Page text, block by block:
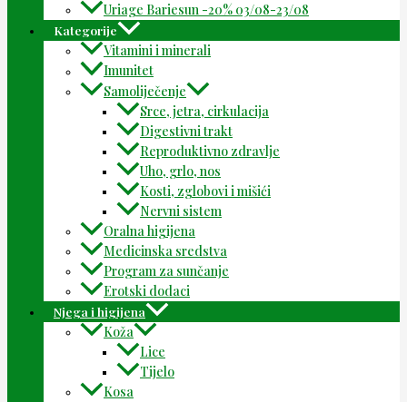
Uriage Bariesun -20% 03/08-23/08
Kategorije
Vitamini i minerali
Imunitet
Samoliječenje
Srce, jetra, cirkulacija
Digestivni trakt
Reproduktivno zdravlje
Uho, grlo, nos
Kosti, zglobovi i mišići
Nervni sistem
Oralna higijena
Medicinska sredstva
Program za sunčanje
Erotski dodaci
Njega i higijena
Koža
Lice
Tijelo
Kosa